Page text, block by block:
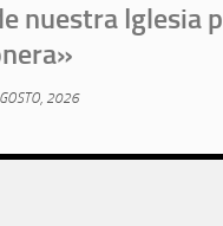
nuestra Iglesia
2026